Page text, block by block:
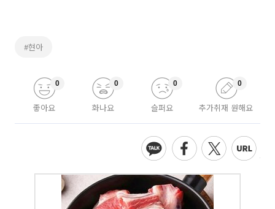
#현아
좋아요
0
화나요
0
슬퍼요
0
추가취재 원해요
0